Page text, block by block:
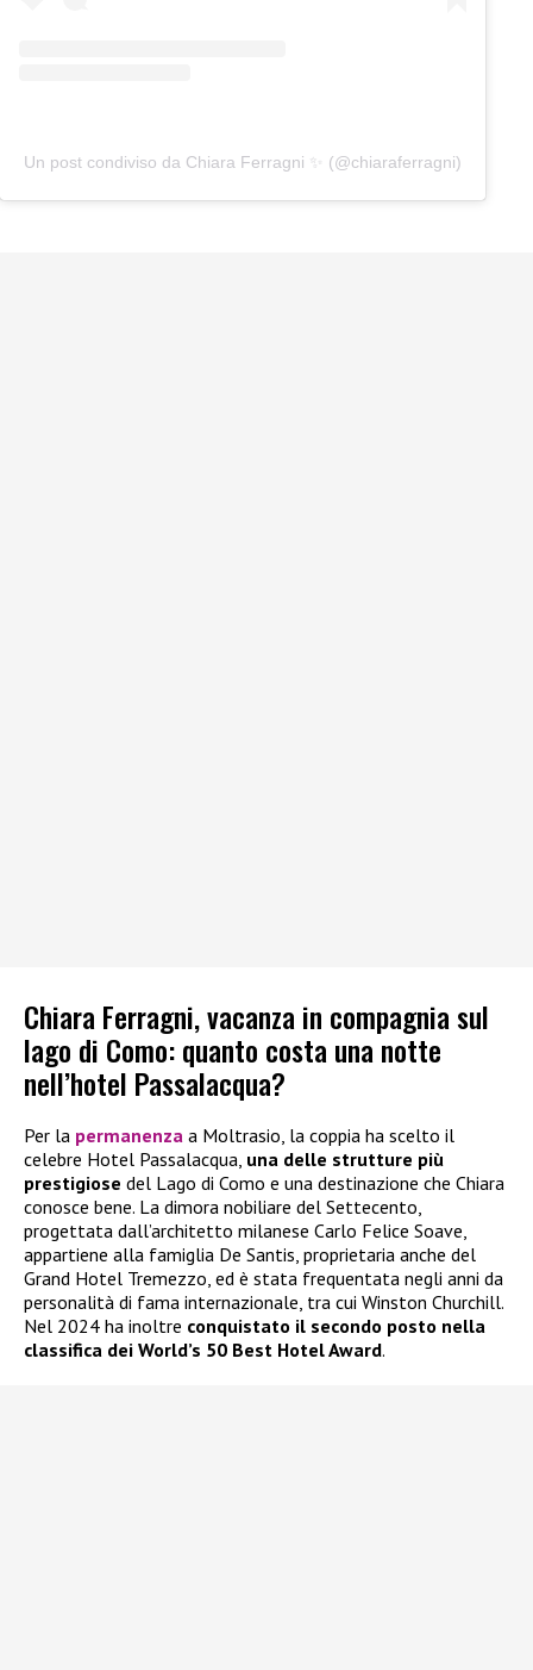
Un post condiviso da Chiara Ferragni ✨ (@chiaraferragni)
Chiara Ferragni, vacanza in compagnia sul
lago di Como: quanto costa una notte
nell’hotel Passalacqua?
Per la permanenza a Moltrasio, la coppia ha scelto il
celebre Hotel Passalacqua, una delle strutture più
prestigiose del Lago di Como e una destinazione che Chiara
conosce bene. La dimora nobiliare del Settecento,
progettata dall’architetto milanese Carlo Felice Soave,
appartiene alla famiglia De Santis, proprietaria anche del
Grand Hotel Tremezzo, ed è stata frequentata negli anni da
personalità di fama internazionale, tra cui Winston Churchill.
Nel 2024 ha inoltre conquistato il secondo posto nella
classifica dei World’s 50 Best Hotel Award.